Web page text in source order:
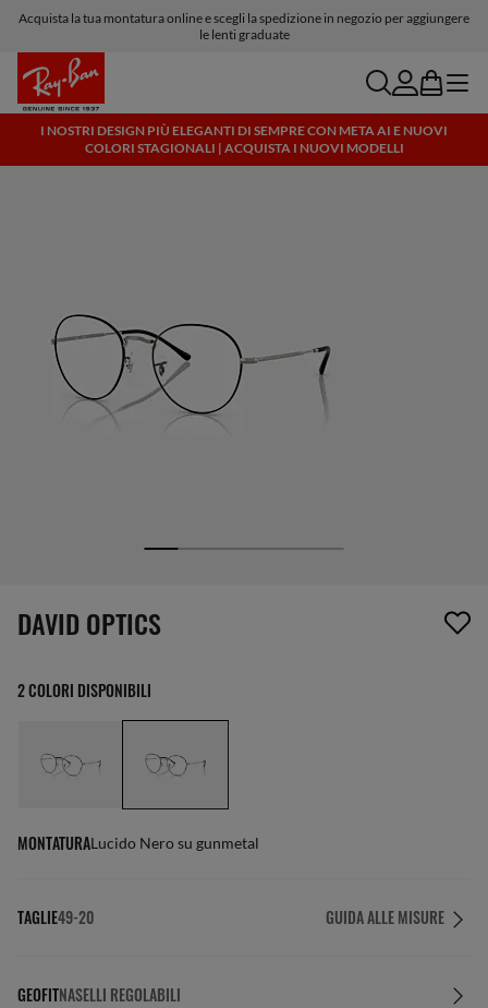
Acquista la tua montatura online e scegli la spedizione in negozio per aggiungere
le lenti graduate
Consegna e resi gratuiti
searchaccount
bag menu
I NOSTRI DESIGN PIÙ ELEGANTI DI SEMPRE CON META AI E NUOVI
COLORI STAGIONALI | ACQUISTA I NUOVI MODELLI
1 articolo è stato aggiunto alla tua wishlist
DAVID OPTICS
2 COLORI DISPONIBILI
MONTATURALucido Nero su gunmetal
TAGLIE49-20 GUIDA ALLE MISURE
GEOFITNASELLI REGOLABILI